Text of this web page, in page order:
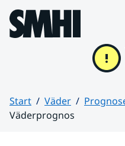
Hoppa till sidans innehåll
Start Väder
Väderprognos